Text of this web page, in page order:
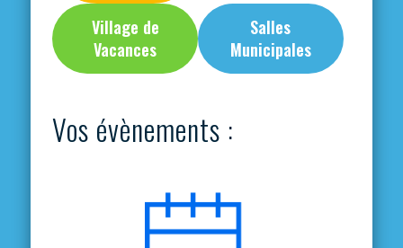
Village de
Vacances
Salles
Municipales
Vos évènements :